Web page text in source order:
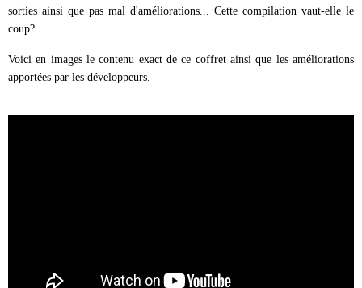
sorties ainsi que pas mal d'améliorations... Cette compilation vaut-elle le
coup?
Voici en images le contenu exact de ce coffret ainsi que les améliorations
apportées par les développeurs.